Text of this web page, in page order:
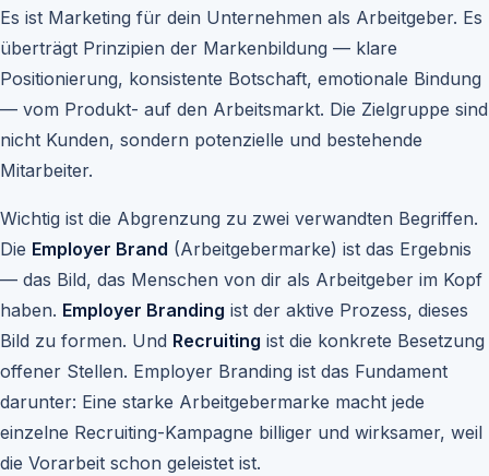
Es ist Marketing für dein Unternehmen als Arbeitgeber. Es
überträgt Prinzipien der Markenbildung — klare
Positionierung, konsistente Botschaft, emotionale Bindung
— vom Produkt- auf den Arbeitsmarkt. Die Zielgruppe sind
nicht Kunden, sondern potenzielle und bestehende
Mitarbeiter.
Wichtig ist die Abgrenzung zu zwei verwandten Begriffen.
Die Employer Brand (Arbeitgebermarke) ist das Ergebnis
— das Bild, das Menschen von dir als Arbeitgeber im Kopf
haben. Employer Branding ist der aktive Prozess, dieses
Bild zu formen. Und Recruiting ist die konkrete Besetzung
offener Stellen. Employer Branding ist das Fundament
darunter: Eine starke Arbeitgebermarke macht jede
einzelne Recruiting-Kampagne billiger und wirksamer, weil
die Vorarbeit schon geleistet ist.